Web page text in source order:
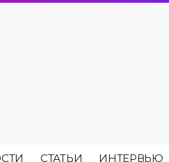
СТАТЬИ ИНТЕРВЬЮ